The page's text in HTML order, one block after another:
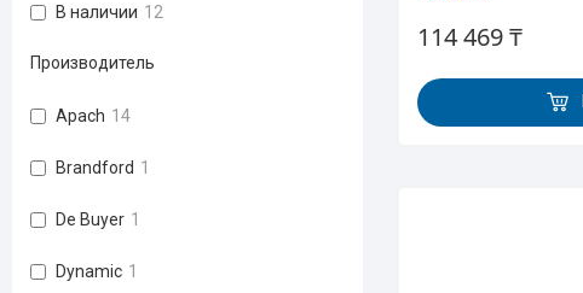
114 469 ₸
В наличии 12
Производитель
Apach 14
Brandford 1
De Buyer 1
Dynamic 1